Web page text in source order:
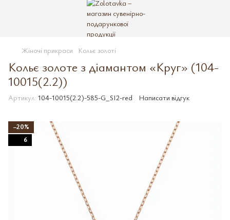
Жіночі прикраси Кольє золоті
Кольє золоте з діамантом «Круг» (104-
10015(2.2))
Артикул: 104-10015(2.2)-585-G_SI2-red Написати відгук
−20%
6